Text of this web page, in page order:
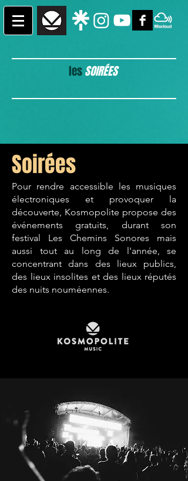
lesSOIRÉES
Soirées
Pour rendre accessible les musiques
électroniques et provoquer la
découverte, Kosmopolite propose des
événements gratuits, durant son
festival Les Chemins Sonores mais
aussi tout au long de l'année, se
concentrant dans des lieux publics,
des lieux insolites et des lieux réputés
des nuits nouméennes.